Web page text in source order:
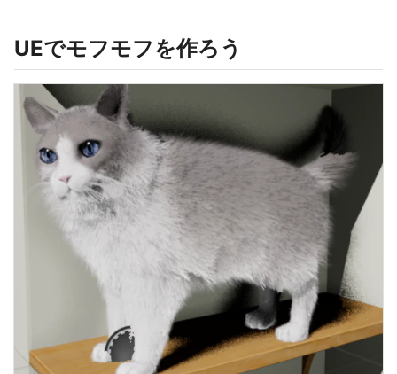
UEでモフモフを作ろう